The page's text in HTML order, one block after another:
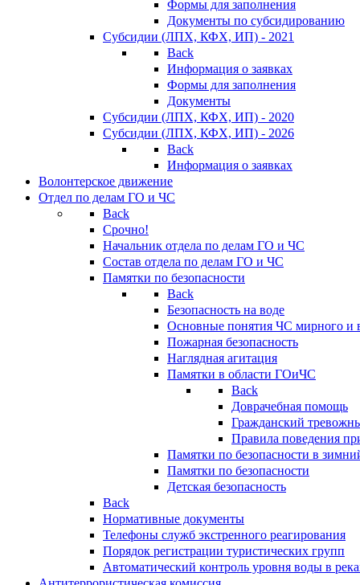
Формы для заполнения
Документы по субсидированию
Субсидии (ЛПХ, КФХ, ИП) - 2021
Back
Информация о заявках
Формы для заполнения
Документы
Субсидии (ЛПХ, КФХ, ИП) - 2020
Субсидии (ЛПХ, КФХ, ИП) - 2026
Back
Информация о заявках
Волонтерское движение
Отдел по делам ГО и ЧС
Back
Срочно!
Начальник отдела по делам ГО и ЧС
Состав отдела по делам ГО и ЧС
Памятки по безопасности
Back
Безопасность на воде
Основные понятия ЧС мирного и
Пожарная безопасность
Наглядная агитация
Памятки в области ГОиЧС
Back
Доврачебная помощь
Гражданский
Правила поведения
Памятки по безопасности в
Памятки по безопасности
Детская безопасность
Back
Нормативные документы
Телефоны служб экстренного реагирования
Порядок регистрации туристических групп
Автоматический контроль уровня воды в